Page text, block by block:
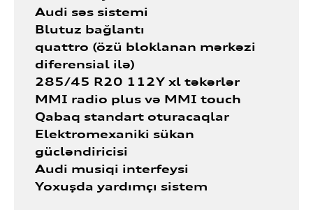
Audi səs sistemi
Blutuz bağlantı
quattro (özü bloklanan mərkəzi
diferensial ilə)
285/45 R20 112Y xl təkərlər
MMI radio plus və MMI touch
Qabaq standart oturacaqlar
Elektromexaniki sükan
gücləndiricisi
Audi musiqi interfeysi
Yoxuşda yardımçı sistem